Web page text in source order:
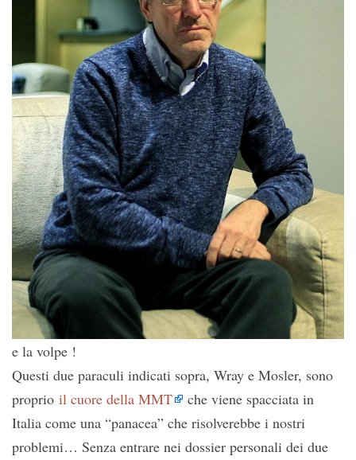
e la volpe !
Questi due paraculi indicati sopra, Wray e Mosler, sono
proprio il cuore della MMT
che viene spacciata in
Italia come una “panacea” che risolverebbe i nostri
problemi… Senza entrare nei dossier personali dei due